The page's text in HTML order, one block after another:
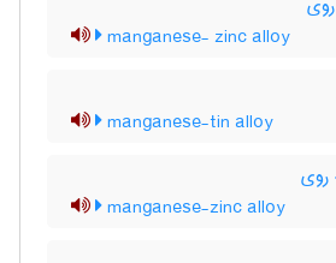
manganese- zinc alloy
manganese-tin alloy
روی
manganese-zinc alloy